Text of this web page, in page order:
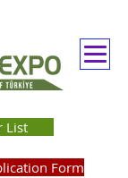
List
Form